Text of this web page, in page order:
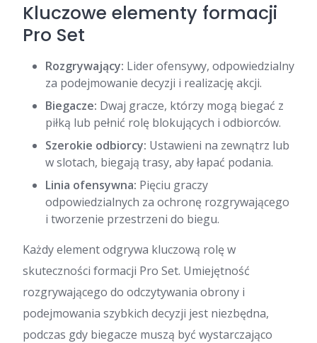
Kluczowe elementy formacji
Pro Set
Rozgrywający: Lider ofensywy, odpowiedzialny
za podejmowanie decyzji i realizację akcji.
Biegacze: Dwaj gracze, którzy mogą biegać z
piłką lub pełnić rolę blokujących i odbiorców.
Szerokie odbiorcy: Ustawieni na zewnątrz lub
w slotach, biegają trasy, aby łapać podania.
Linia ofensywna: Pięciu graczy
odpowiedzialnych za ochronę rozgrywającego
i tworzenie przestrzeni do biegu.
Każdy element odgrywa kluczową rolę w
skuteczności formacji Pro Set. Umiejętność
rozgrywającego do odczytywania obrony i
podejmowania szybkich decyzji jest niezbędna,
podczas gdy biegacze muszą być wystarczająco